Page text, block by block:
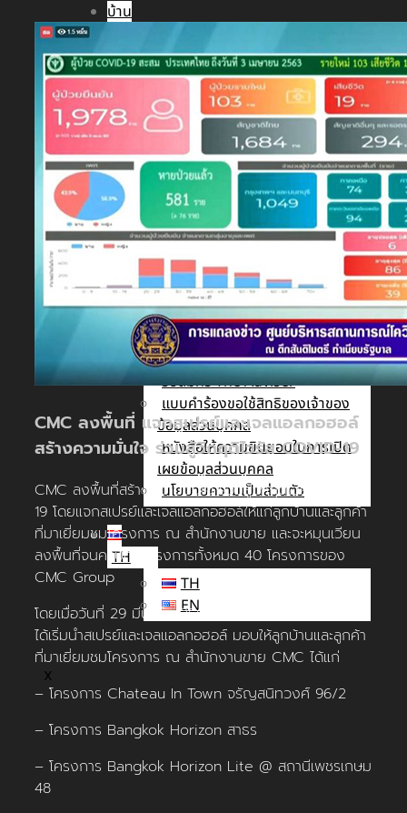
บ้าน
พูล
วิลล่า
ข่าวสาร
CMC WE CARE
CMC WE TALK
CMC Sustainability
นัก
ลงทุน
สัมพันธ์
ติดต่อ
รับสมัคร The Adviser
แบบคำร้องขอใช้สิทธิของเจ้าของ
ข้อมูลส่วนบุคคล
หนังสือให้ความยินยอมในการเปิด
เผยข้อมูลส่วนบุคคล
นโยบายความเป็นส่วนตัว
TH
TH
EN
X
CMC ลงพื้นที่ แจกสเปรย์และเจลแอลกอฮอล์
สร้างความมั่นใจ ร่วมสู้วิกฤติไวรัส COVID-19
CMC ลงพื้นที่สร้างความมั่นใจ ร่วมสู้วิกฤติไวรัส COVID-
19 โดยแจกสเปรย์และเจลแอลกอฮอล์ให้แก่ลูกบ้านและลูกค้า
ที่มาเยี่ยมชมโครงการ ณ สำนักงานขาย และจะหมุนเวียน
ลงพื้นที่จนครบทุกโครงการทั้งหมด 40 โครงการของ
CMC Group
โดยเมื่อวันที่ 29 มีนาคม 2563 ทางทีม CMC We Care
ได้เริ่มนำสเปรย์และเจลแอลกอฮอล์ มอบให้ลูกบ้านและลูกค้า
ที่มาเยี่ยมชมโครงการ ณ สำนักงานขาย CMC ได้แก่
– โครงการ Chateau In Town จรัญสนิทวงศ์ 96/2
– โครงการ Bangkok Horizon สาธร
– โครงการ Bangkok Horizon Lite @ สถานีเพชรเกษม
48